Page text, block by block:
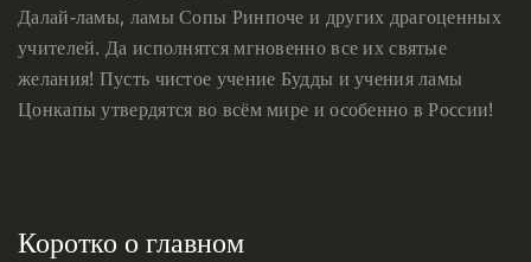
Далай-ламы, ламы Сопы Ринпоче и других драгоценных
учителей. Да исполнятся мгновенно все их святые
желания! Пусть чистое учение Будды и учения ламы
Цонкапы утвердятся во всём мире и особенно в России!
Коротко о главном